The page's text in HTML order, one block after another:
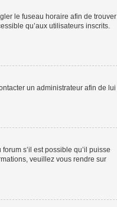
le fuseau horaire afin de trouver
qu’aux utilisateurs inscrits.
un administrateur afin de lui
s’il est possible qu’il puisse
veuillez vous rendre sur